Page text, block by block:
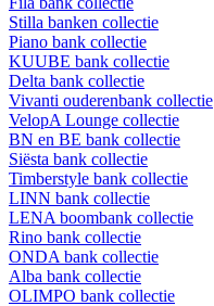
Stilla banken collectie
Piano bank collectie
KUUBE bank collectie
Delta bank collectie
Vivanti ouderenbank collectie
VelopA Lounge collectie
BN en BE bank collectie
Siësta bank collectie
Timberstyle bank collectie
LINN bank collectie
LENA boombank collectie
Rino bank collectie
ONDA bank collectie
Alba bank collectie
OLIMPO bank collectie